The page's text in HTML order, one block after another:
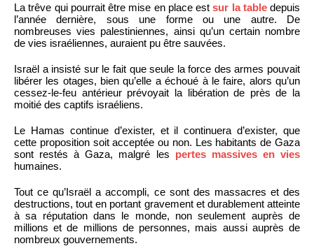
La trêve qui pourrait être mise en place estsur la tabledepuis
l’année dernière, sous une forme ou une autre. De
nombreuses vies palestiniennes, ainsi qu’un certain nombre
de vies israéliennes, auraient pu être sauvées.
Israël a insisté sur le fait que seule la force des armes pouvait
libérer les otages, bien qu’elle a échoué à le faire, alors qu’un
cessez-le-feu antérieur prévoyait la libération de près de la
moitié des captifs israéliens.
Le Hamas continue d’exister, et il continuera d’exister, que
cette proposition soit acceptée ou non. Les habitants de Gaza
sont restés à Gaza, malgré les pertes massives en vies
humaines.
Tout ce qu’Israël a accompli, ce sont des massacres et des
destructions, tout en portant gravement et durablement atteinte
à sa réputation dans le monde, non seulement auprès de
millions et de millions de personnes, mais aussi auprès de
nombreux gouvernements.